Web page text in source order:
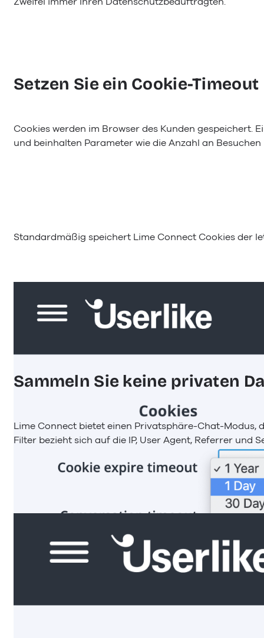
Setzen Sie ein Cookie-Timeout
Cookies werden im Browser des Kunden gespeichert.
und beinhalten Parameter wie die Anzahl an
Standardmäßig speichert Lime Connect Cookies der
Sammeln Sie keine privaten
Lime Connect bietet einen Privatsphäre-Chat-Modus,
Filter bezieht sich auf die IP, User Agent, Referrer und